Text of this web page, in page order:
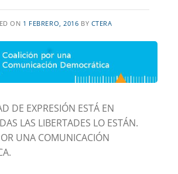
ON 1 FEBRERO, 2016 BY CTERA
DE EXPRESIÓN ESTÁ EN
LAS LIBERTADES LO ESTÁN.
UNA COMUNICACIÓN